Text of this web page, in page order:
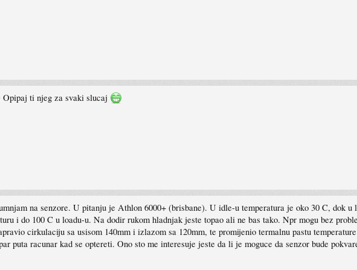
Opipaj ti njeg za svaki slucaj
na senzore. U pitanju je Athlon 6000+ (brisbane). U idle-u temperatura je oko 30 C, dok
i do 100 C u loadu-u. Na dodir rukom hladnjak jeste topao ali ne bas tako. Npr mogu bez
cirkulaciju sa usisom 140mm i izlazom sa 120mm, te promijenio termalnu pastu
puta racunar kad se optereti. Ono sto me interesuje jeste da li je moguce da senzor bude